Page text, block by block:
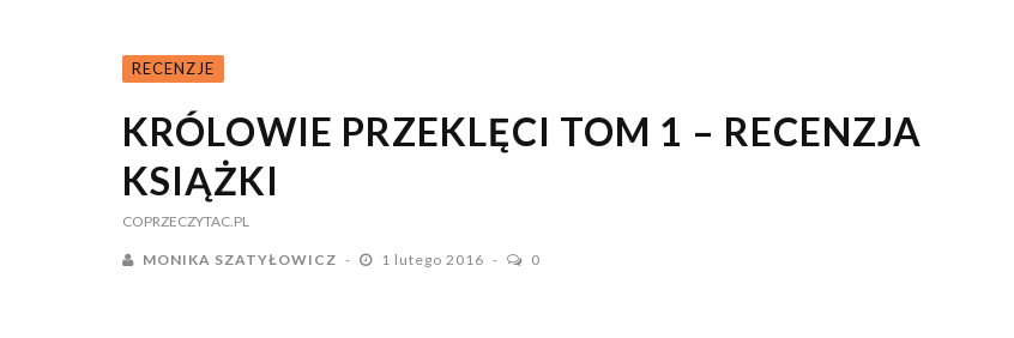
RECENZJE
KRÓLOWIE PRZEKLĘCI TOM 1 – RECENZJA
KSIĄŻKI
COPRZECZYTAC.PL
MONIKA SZATYŁOWICZ 1 lutego 2016 0